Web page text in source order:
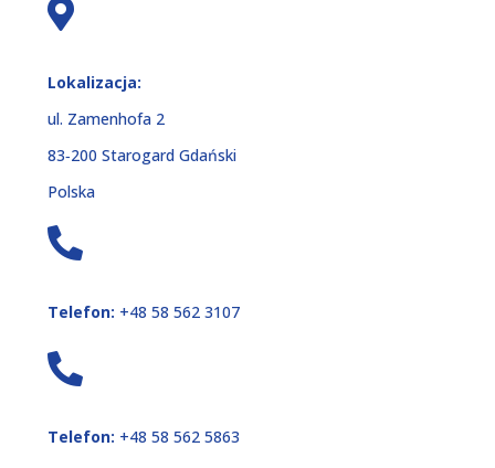
Lokalizacja:
ul. Zamenhofa 2
83‑200 Starogard Gdański
Polska
Telefon: +48 58 562 3107
Telefon: +48 58 562 5863